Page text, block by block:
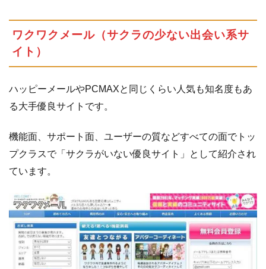
ッツエ）
愛・
結婚
サイ
ト
3.1 ラ
サ
ー
チ
3.2 出
会
ワクワクメール（サクラの少ない出会い系サ
イト）
ハッピーメールやPCMAXと同じくらい人気も知名度もあ
る大手優良サイトです。
機能面、サポート面、ユーザーの質などすべての面でトッ
プクラスで「サクラがいない優良サイト」として紹介され
ています。